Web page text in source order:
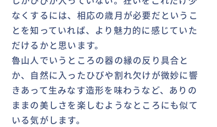
なくするには、相応の歳月が必要だというこ
とを知っていれば、より魅力的に感じていた
だけるかと思います。
魯山人でいうところの器の縁の反り具合と
か、自然に入ったひびや割れ欠けが微妙に響
きあって生みなす造形を味わうなど、ありの
ままの美しさを楽しむようなところにも似て
いる気がします。